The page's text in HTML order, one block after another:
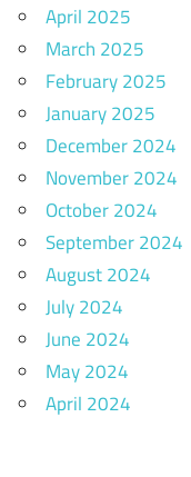
April 2025
March 2025
February 2025
January 2025
December 2024
November 2024
October 2024
September 2024
August 2024
July 2024
June 2024
May 2024
April 2024